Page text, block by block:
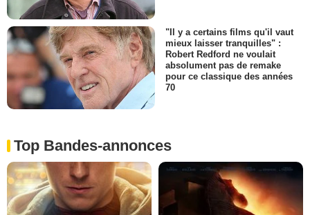
"Il y a certains films qu'il vaut
mieux laisser tranquilles" :
Robert Redford ne voulait
absolument pas de remake
pour ce classique des années
70
Top Bandes-annonces